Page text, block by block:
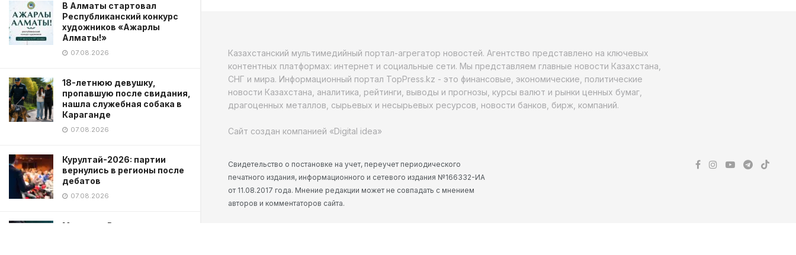
В Алматы стартовал
Республиканский конкурс
художников «Ажарлы
Алматы!»
07.08.2026
18-летнюю девушку,
пропавшую после свидания,
нашла служебная собака в
Караганде
07.08.2026
Курултай-2026: партии
вернулись в регионы после
дебатов
07.08.2026
Матрица, Властелин колец,
Казахстанский мультимедийный портал-агрегатор новостей. Агентство представлено на ключевых
контентных платформах: интернет и социальные сети. Мы представляем главные новости Казахстана,
СНГ и мира. Информационный портал TopPress.kz - это финансовые, экономические, политические
новости Казахстана, аналитика, рейтинги, выводы и прогнозы, курсы валют и рынки ценных бумаг,
драгоценных металлов, сырьевых и несырьевых ресурсов, новости банков, бирж, компаний.
Сайт создан компанией «Digital idea»
Свидетельство о постановке на учет, переучет периодического
печатного издания, информационного и сетевого издания №166332-ИА
от 11.08.2017 года. Мнение редакции может не совпадать с мнением
авторов и комментаторов сайта.